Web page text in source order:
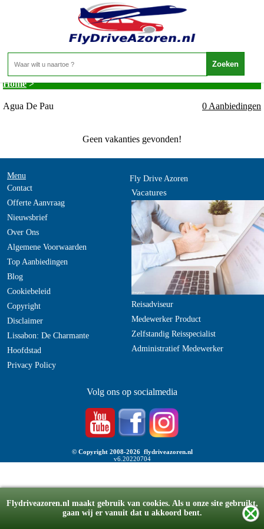
Flydriveazoren.nl maakt gebruik van cookies. Als u onze site gebruikt,
gaan wij er vanuit dat u akkoord bent.
Portugal - Azoren - Agua De Pau
Home>
Agua De Pau 0 Aanbiedingen
Geen vakanties gevonden!
Menu
Contact
Offerte Aanvraag
Nieuwsbrief
Over Ons
Algemene Voorwaarden
Top Aanbiedingen
Blog
Cookiebeleid
Copyright
Disclaimer
Lissabon: De Charmante
Hoofdstad
Privacy Policy
Fly Drive Azoren
Vacatures
Reisadviseur
Medewerker Product
Zelfstandig Reisspecialist
Administratief Medewerker
Volg ons op socialmedia
© Copyright 2008-2026 flydriveazoren.nl
v6.20220704